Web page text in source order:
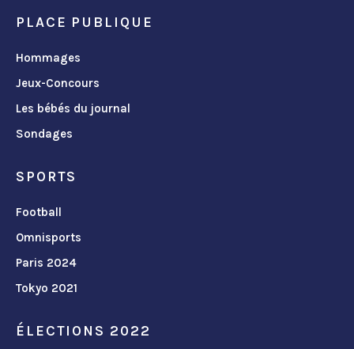
PLACE PUBLIQUE
Hommages
Jeux-Concours
Les bébés du journal
Sondages
SPORTS
Football
Omnisports
Paris 2024
Tokyo 2021
ÉLECTIONS 2022